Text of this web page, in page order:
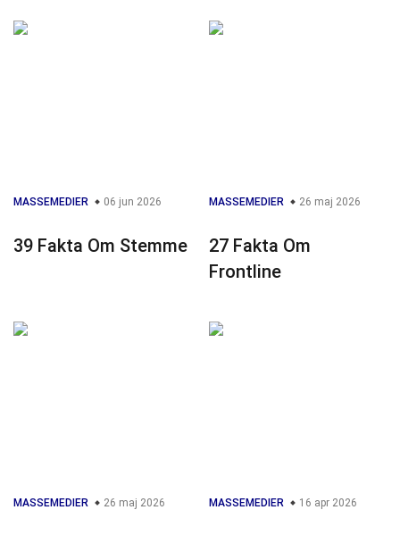
MASSEMEDIER 06 jun 2026
39 Fakta Om Stemme
MASSEMEDIER 26 maj 2026
27 Fakta Om
Frontline
MASSEMEDIER 26 maj 2026 MASSEMEDIER 16 apr 2026